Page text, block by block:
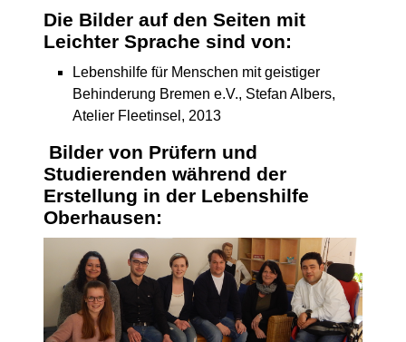
Die Bilder auf den Seiten mit
Leichter Sprache sind von:
Lebenshilfe für Menschen mit geistiger
Behinderung Bremen e.V., Stefan Albers,
Atelier Fleetinsel, 2013
Bilder von Prüfern und
Studierenden während der
Erstellung in der Lebenshilfe
Oberhausen: